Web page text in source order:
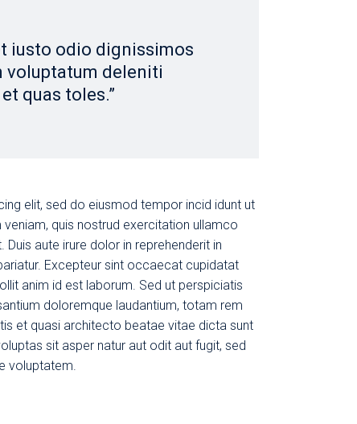
iusto odio dignissimos
voluptatum deleniti
quas toles.”
elit, sed do eiusmod tempor incid idunt ut
quis nostrud exercitation ullamco
aute irure dolor in reprehenderit in
Excepteur sint occaecat cupidatat
anim id est laborum. Sed ut perspiciatis
doloremque laudantium, totam rem
et quasi architecto beatae vitae dicta sunt
sit asper natur aut odit aut fugit, sed
voluptatem.